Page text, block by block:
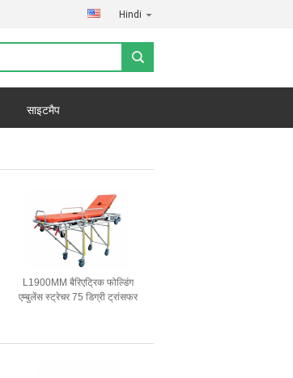
Hindi
साइटमैप
L1900MM बैरिएट्रिक फोल्डिंग
एम्बुलेंस स्ट्रेचर 75 डिग्री ट्रांसफर